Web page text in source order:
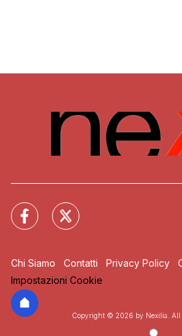
Chi Siamo Contatti Privacy Policy
Impostazioni Cookie
Copyright © 2026 by Nexilia. All